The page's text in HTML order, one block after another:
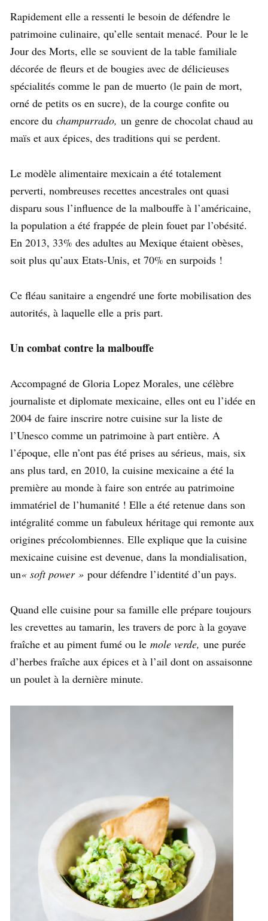
Rapidement elle a ressenti le besoin de défendre le
patrimoine culinaire, qu’elle sentait menacé. Pour le le
Jour des Morts, elle se souvient de la table familiale
décorée de fleurs et de bougies avec de délicieuses
spécialités comme le pan de muerto (le pain de mort,
orné de petits os en sucre), de la courge confite ou
encore du champurrado, un genre de chocolat chaud au
maïs et aux épices, des traditions qui se perdent.
Le modèle alimentaire mexicain a été totalement
perverti, nombreuses recettes ancestrales ont quasi
disparu sous l’influence de la malbouffe à l’américaine,
la population a été frappée de plein fouet par l’obésité.
En 2013, 33% des adultes au Mexique étaient obèses,
soit plus qu’aux Etats-Unis, et 70% en surpoids !
Ce fléau sanitaire a engendré une forte mobilisation des
autorités, à laquelle elle a pris part.
Un combat contre la malbouffe
Accompagné de Gloria Lopez Morales, une célèbre
journaliste et diplomate mexicaine, elles ont eu l’idée en
2004 de faire inscrire notre cuisine sur la liste de
l’Unesco comme un patrimoine à part entière. A
l’époque, elle n’ont pas été prises au sérieus, mais, six
ans plus tard, en 2010, la cuisine mexicaine a été la
première au monde à faire son entrée au patrimoine
immatériel de l’humanité ! Elle a été retenue dans son
intégralité comme un fabuleux héritage qui remonte aux
origines précolombiennes. Elle explique que la cuisine
mexicaine cuisine est devenue, dans la mondialisation,
un« soft power » pour défendre l’identité d’un pays.
Quand elle cuisine pour sa famille elle prépare toujours
les crevettes au tamarin, les travers de porc à la goyave
fraîche et au piment fumé ou le mole verde, une purée
d’herbes fraîche aux épices et à l’ail dont on assaisonne
un poulet à la dernière minute.